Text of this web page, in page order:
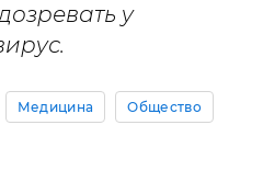
у
Медицина Общество